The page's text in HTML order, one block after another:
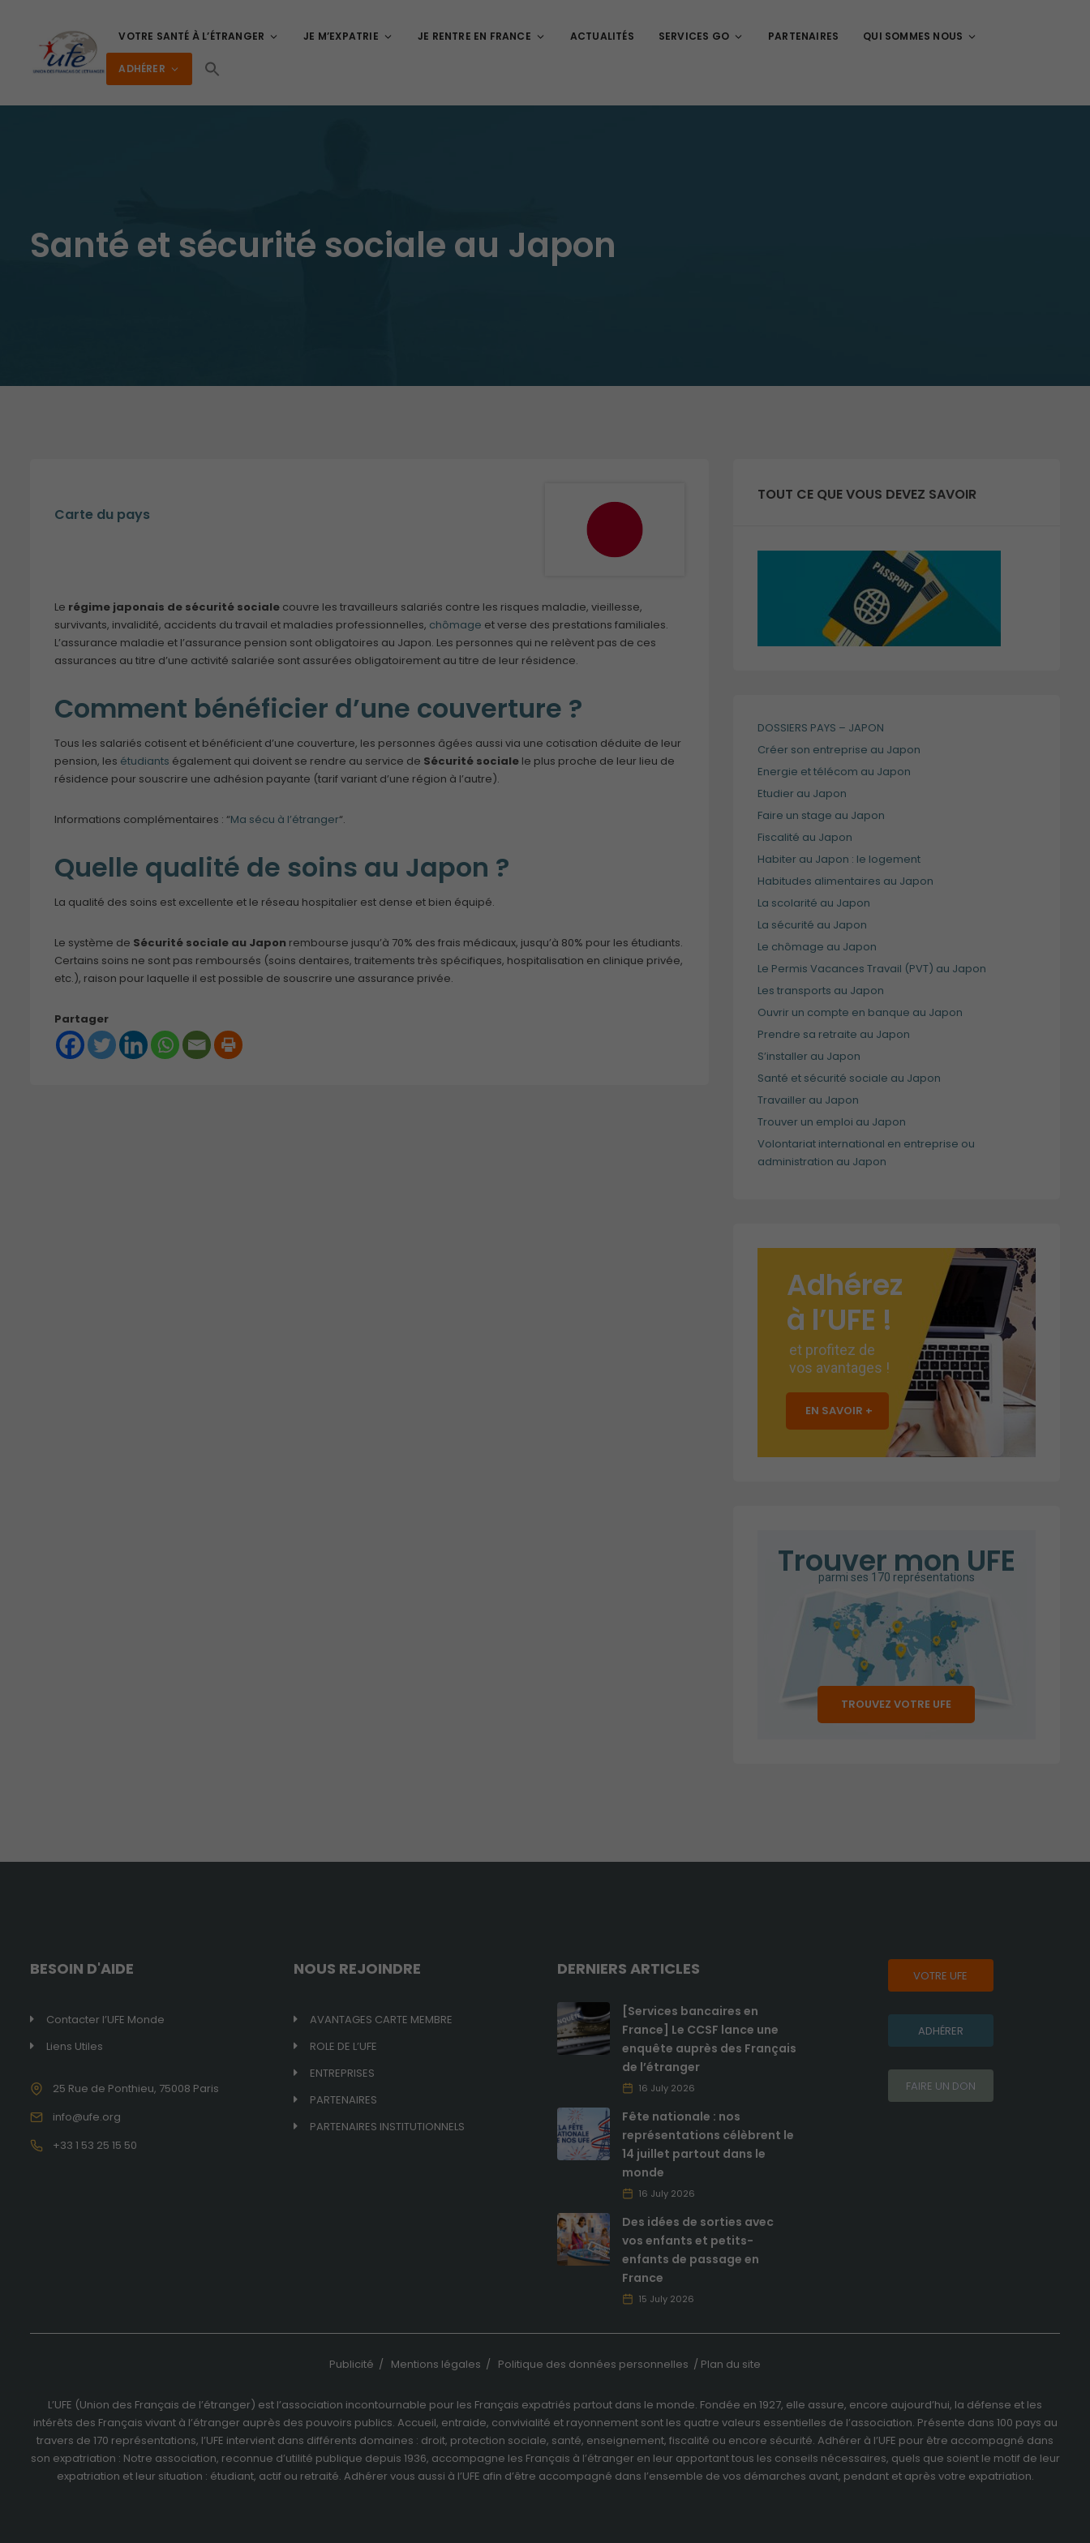
VOTRE SANTÉ À L’ÉTRANGER JE M’EXPATRIE JE RENTRE EN FRANCE ACTUALITÉS SERVICES GO PARTENAIRES QUI SOMMES NOUS
ADHÉRER
Santé et sécurité sociale au Japon
Carte du pays
Le régime japonais de sécurité sociale couvre les travailleurs salariés contre les risques maladie, vieillesse,
survivants, invalidité, accidents du travail et maladies professionnelles, chômage et verse des prestations familiales.
L’assurance maladie et l’assurance pension sont obligatoires au Japon. Les personnes qui ne relèvent pas de ces
assurances au titre d’une activité salariée sont assurées obligatoirement au titre de leur résidence.
Comment bénéficier d’une couverture ?
Tous les salariés cotisent et bénéficient d’une couverture, les personnes âgées aussi via une cotisation déduite de leur
pension, les étudiants également qui doivent se rendre au service de Sécurité sociale le plus proche de leur lieu de
résidence pour souscrire une adhésion payante (tarif variant d’une région à l’autre).
Informations complémentaires : “Ma sécu à l’étranger“.
Quelle qualité de soins au Japon ?
La qualité des soins est excellente et le réseau hospitalier est dense et bien équipé.
Le système de Sécurité sociale au Japon rembourse jusqu’à 70% des frais médicaux, jusqu’à 80% pour les étudiants.
Certains soins ne sont pas remboursés (soins dentaires, traitements très spécifiques, hospitalisation en clinique privée,
etc.), raison pour laquelle il est possible de souscrire une assurance privée.
Partager
TOUT CE QUE VOUS DEVEZ SAVOIR
DOSSIERS PAYS – JAPON
Créer son entreprise au Japon
Energie et télécom au Japon
Etudier au Japon
Faire un stage au Japon
Fiscalité au Japon
Habiter au Japon : le logement
Habitudes alimentaires au Japon
La scolarité au Japon
La sécurité au Japon
Le chômage au Japon
Le Permis Vacances Travail (PVT) au Japon
Les transports au Japon
Ouvrir un compte en banque au Japon
Prendre sa retraite au Japon
S’installer au Japon
Santé et sécurité sociale au Japon
Travailler au Japon
Trouver un emploi au Japon
Volontariat international en entreprise ou
administration au Japon
Adhérez
à l’UFE !
et profitez de
vos avantages !
EN SAVOIR +
Trouver mon UFE
parmi ses 170 représentations
TROUVEZ VOTRE UFE
BESOIN D'AIDE
Contacter l’UFE Monde
Liens Utiles
25 Rue de Ponthieu, 75008 Paris
info@ufe.org
+33 1 53 25 15 50
NOUS REJOINDRE
AVANTAGES CARTE MEMBRE
ROLE DE L’UFE
ENTREPRISES
PARTENAIRES
PARTENAIRES INSTITUTIONNELS
DERNIERS ARTICLES
[Services bancaires en
France] Le CCSF lance une
enquête auprès des Français
de l’étranger
16 July 2026
Fête nationale : nos
représentations célèbrent le
14 juillet partout dans le
monde
16 July 2026
Des idées de sorties avec
vos enfants et petits-
enfants de passage en
France
15 July 2026
VOTRE UFE
ADHÉRER
FAIRE UN DON
Publicité / Mentions légales / Politique des données personnelles / Plan du site
L’UFE (Union des Français de l’étranger) est l’association incontournable pour les Français expatriés partout dans le monde. Fondée en 1927, elle assure, encore aujourd’hui, la défense et les
intérêts des Français vivant à l’étranger auprès des pouvoirs publics. Accueil, entraide, convivialité et rayonnement sont les quatre valeurs essentielles de l’association. Présente dans 100 pays au
travers de 170 représentations, l’UFE intervient dans différents domaines : droit, protection sociale, santé, enseignement, fiscalité ou encore sécurité. Adhérer à l’UFE pour être accompagné dans
son expatriation : Notre association, reconnue d’utilité publique depuis 1936, accompagne les Français à l’étranger en leur apportant tous les conseils nécessaires, quels que soient le motif de leur
expatriation et leur situation : étudiant, actif ou retraité. Adhérer vous aussi à l’UFE afin d’être accompagné dans l’ensemble de vos démarches avant, pendant et après votre expatriation.
sont
bon
fonctionnement
du site.
Analytiques
Ces cookies
sont utilisés
pour améliorer
les
fonctionnalités
du site internet
structure. Ils
analysent
comment le
site internet est
de
navigation
sont utilisés
pour rendre
le site le plus
performant
possible lors